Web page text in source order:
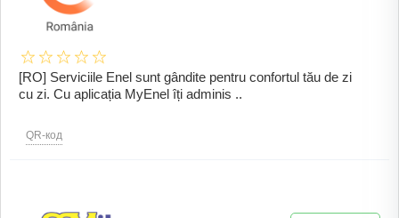
[RO] Serviciile Enel sunt gândite pentru confortul tău de zi
cu zi. Cu aplicația MyEnel îți adminis ..
QR-код